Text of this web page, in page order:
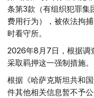
条第3款（有组织犯罪集
费用行为），被依法拘
时看守所。
2026年8月7日，根据调
采取羁押这一强制措施。
根据《哈萨克斯坦共和
件其他相关信息暂不予公